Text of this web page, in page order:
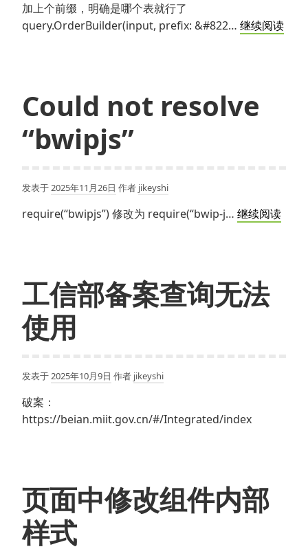
加上个前缀，明确是哪个表就行了
query.OrderBuilder(input, prefix: &#822… 继续阅读
Could not resolve
“bwipjs”
发表于2025年11月26日 作者 jikeyshi
require(“bwipjs”) 修改为 require(“bwip-j… 继续阅读
工信部备案查询无法
使用
发表于2025年10月9日 作者 jikeyshi
破案：
https://beian.miit.gov.cn/#/Integrated/index
页面中修改组件内部
样式